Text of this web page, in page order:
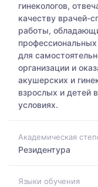
гинекологов,
качеству врачей-
работы,
для
организации и
акушерских и
взрослых и детей
условиях.
Академическая
Резидентура
Языки обучения